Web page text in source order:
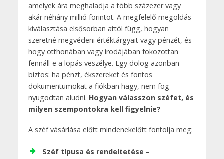
amelyek ára meghaladja a több százezer vagy
akár néhány millió forintot. A megfelelő megoldás
kiválasztása elsősorban attól függ, hogyan
szeretné megvédeni értéktárgyait vagy pénzét, és
hogy otthonában vagy irodájában fokozottan
fennáll-e a lopás veszélye. Egy dolog azonban
biztos: ha pénzt, ékszereket és fontos
dokumentumokat a fiókban hagy, nem fog
nyugodtan aludni. Hogyan válasszon széfet, és
milyen szempontokra kell figyelnie?
A széf vásárlása előtt mindenekelőtt fontolja meg:
Széf típusa és rendeltetése –